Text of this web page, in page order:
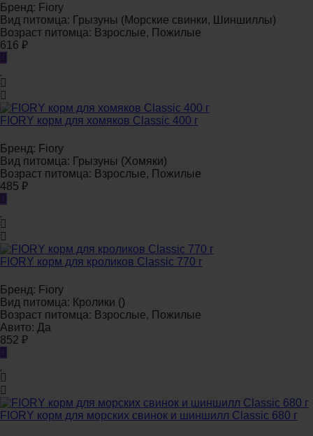
Бренд: Fiory
Вид питомца: Грызуны (Морские свинки, Шиншиллы)
Возраст питомца: Взрослые, Пожилые
616 ₽
FIORY корм для хомяков Classic 400 г
Бренд: Fiory
Вид питомца: Грызуны (Хомяки)
Возраст питомца: Взрослые, Пожилые
485 ₽
FIORY корм для кроликов Classic 770 г
Бренд: Fiory
Вид питомца: Кролики ()
Возраст питомца: Взрослые, Пожилые
Авито: Да
852 ₽
FIORY корм для морских свинок и шиншилл Classic 680 г